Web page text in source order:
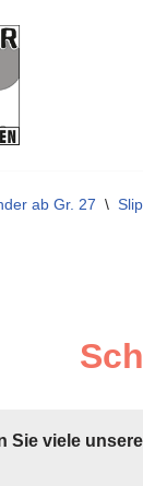
ab Gr. 27 \
Sie viele